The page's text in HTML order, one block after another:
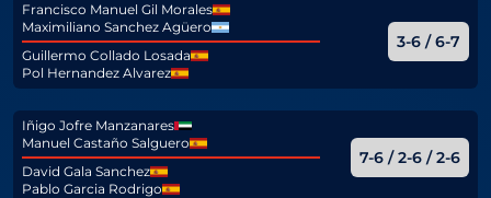
Francisco Manuel Gil Morales
Maximiliano Sanchez Agüero
Guillermo Collado Losada
Pol Hernandez Alvarez
3-6 / 6-7
Iñigo Jofre Manzanares
Manuel Castaño Salguero
David Gala Sanchez
Pablo Garcia Rodrigo
7-6 / 2-6 / 2-6